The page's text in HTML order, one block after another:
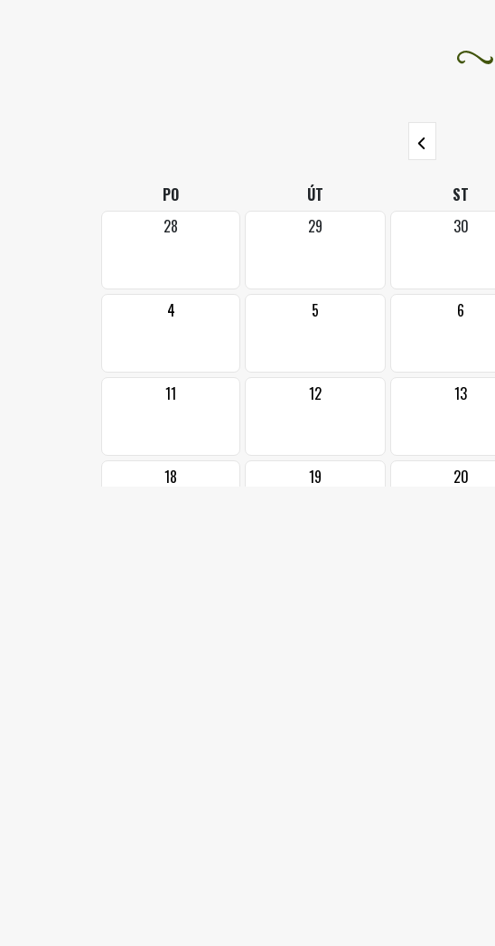
PO ÚT ST
28
29 30
4 5 6
11 12 13
18 19 20